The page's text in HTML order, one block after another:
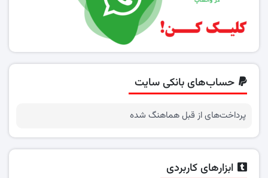
حساب‌های بانکی سایت
پرداخت‌های از قبل هماهنگ شده
ابزارهای کاربردی